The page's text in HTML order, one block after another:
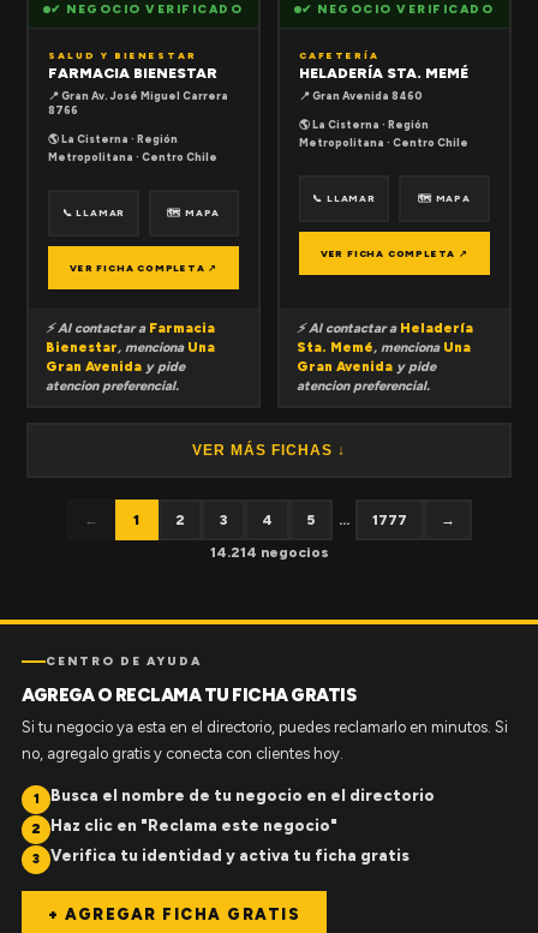
✔ NEGOCIO VERIFICADO
SALUD Y BIENESTAR
FARMACIA BIENESTAR
📍 Gran Av. José Miguel Carrera
8766
🌎 La Cisterna · Región
Metropolitana · Centro Chile
📞 LLAMAR 🗺 MAPA
VER FICHA COMPLETA ↗
⚡ Al contactar a Farmacia
Bienestar, menciona Una
Gran Avenida y pide
atencion preferencial.
✔ NEGOCIO VERIFICADO
CAFETERÍA
HELADERÍA STA. MEMÉ
📍 Gran Avenida 8460
🌎 La Cisterna · Región
Metropolitana · Centro Chile
📞 LLAMAR 🗺 MAPA
VER FICHA COMPLETA ↗
⚡ Al contactar a Heladería
Sta. Memé, menciona Una
Gran Avenida y pide
atencion preferencial.
VER MÁS FICHAS ↓
← 1 2 3 4 5 ... 1777
→
14.214 negocios
CENTRO DE AYUDA
AGREGA O RECLAMA TU FICHA GRATIS
Si tu negocio ya esta en el directorio, puedes reclamarlo en minutos. Si
no, agregalo gratis y conecta con clientes hoy.
1 Busca el nombre de tu negocio en el directorio
2 Haz clic en "Reclama este negocio"
3 Verifica tu identidad y activa tu ficha gratis
+ AGREGAR FICHA GRATIS